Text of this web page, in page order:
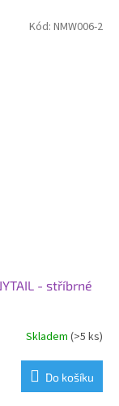
- stříbrné
Skladem (>5 ks)
Do košíku
Kód: NMW006-2